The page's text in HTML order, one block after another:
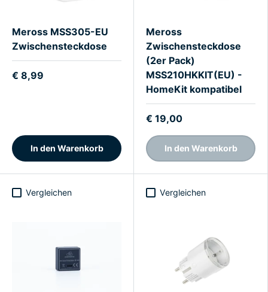
Meross MSS305-EU
Zwischensteckdose
€ 8,99
In den Warenkorb
Meross
Zwischensteckdose
(2er Pack)
MSS210HKKIT(EU) -
HomeKit kompatibel
€ 19,00
In den Warenkorb
Vergleichen Vergleichen